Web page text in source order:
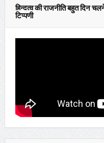
हिन्दुत्व की राजनीति बहुत दिन
टिप्पणी